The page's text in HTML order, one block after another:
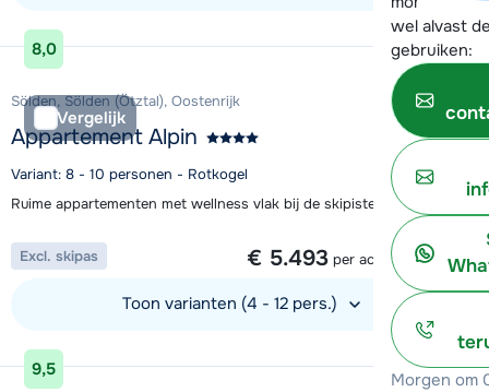
wel alvast
gebruiken:
Morgen om
Bekijk accommodatie
8,0
Vergelijk
Sölden, Sölden (Ötztal), Oostenrijk
Appartement Alpin
Variant: 8 - 10 personen - Rotkogel
Ruime appartementen met wellness vlak bij de skipiste in Sölden
1 week vanaf
€ 5.493 per accommodatie
Excl. skipas
Toon varianten (4 - 12 pers.)
Bekijk accommodatie
9,5